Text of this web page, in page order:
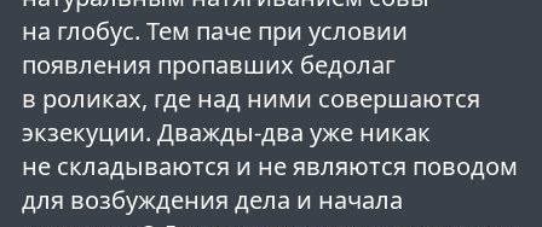
на глобус. Тем паче при условии
появления пропавших бедолаг
в роликах, где над ними совершаются
экзекуции. Дважды-два уже никак
не складываются и не являются поводом
для возбуждения дела и начала